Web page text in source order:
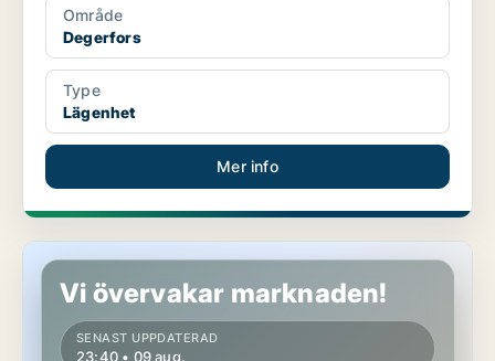
Område
Degerfors
Type
Lägenhet
Mer info
Lägenhet i Örebro
Vi övervakar marknaden!
SENAST UPPDATERAD
23:40 • 09 aug.